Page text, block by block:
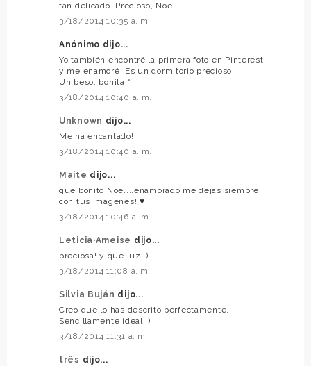
tan delicado. Precioso, Noe
3/18/2014 10:35 a. m.
Anónimo dijo...
Yo también encontré la primera foto en Pinterest
y me enamoré! Es un dormitorio precioso.
Un beso, bonita!*
3/18/2014 10:40 a. m.
Unknown dijo...
Me ha encantado!
3/18/2014 10:40 a. m.
Maite dijo...
que bonito Noe....enamorado me dejas siempre
con tus imágenes! ♥
3/18/2014 10:46 a. m.
Leticia·Ameise dijo...
preciosa! y qué luz :)
3/18/2014 11:08 a. m.
Silvia Buján dijo...
Creo que lo has descrito perfectamente.
Sencillamente ideal :)
3/18/2014 11:31 a. m.
três dijo...